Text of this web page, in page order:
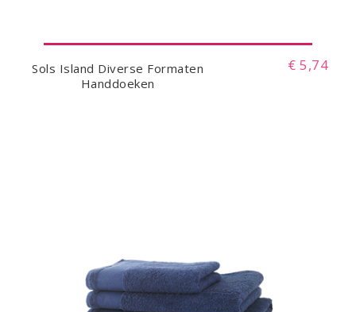
Sols Island Diverse Formaten
Handdoeken
€ 5,74